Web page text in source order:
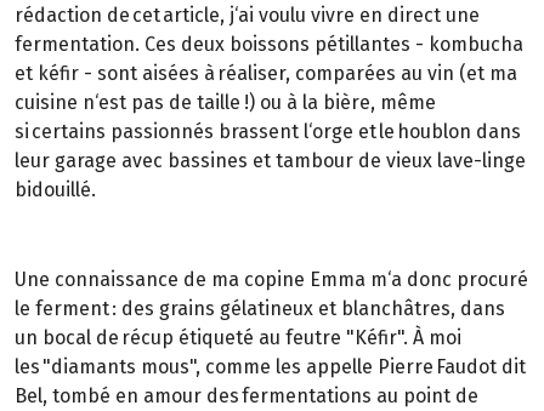
rédaction de cet article, j‘ai voulu vivre en direct une
fermentation. Ces deux boissons pétillantes - kombucha
et kéfir - sont aisées à réaliser, comparées au vin (et ma
cuisine n‘est pas de taille !) ou à la bière, même
si certains passionnés brassent l‘orge et le houblon dans
leur garage avec bassines et tambour de vieux lave-linge
bidouillé.
Une connaissance de ma copine Emma m‘a donc procuré
le ferment : des grains gélatineux et blanchâtres, dans
un bocal de récup étiqueté au feutre "Kéfir". À moi
les "diamants mous", comme les appelle Pierre Faudot dit
Bel, tombé en amour des fermentations au point de